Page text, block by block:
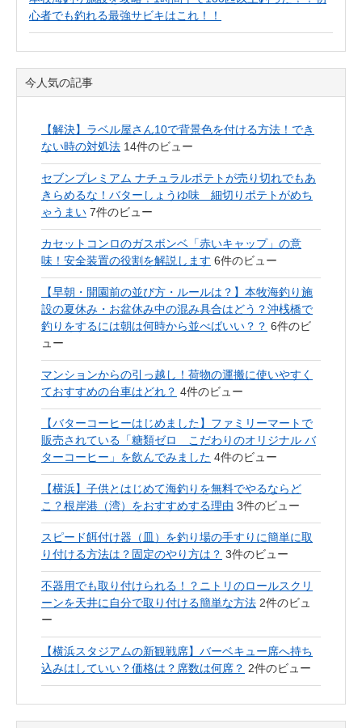
心者でも釣れる最強サビキはこれ！！
今人気の記事
【解決】ラベル屋さん10で背景色を付ける方法！でき
ない時の対処法 14件のビュー
セブンプレミアム ナチュラルポテトが売り切れでもあ
きらめるな！バターしょうゆ味 細切りポテトがめち
ゃうまい 7件のビュー
カセットコンロのガスボンベ「赤いキャップ」の意
味！安全装置の役割を解説します 6件のビュー
【早朝・開園前の並び方・ルールは？】本牧海釣り施
設の夏休み・お盆休み中の混み具合はどう？沖桟橋で
釣りをするには朝は何時から並べばいい？？ 6件のビ
ュー
マンションからの引っ越し！荷物の運搬に使いやすく
ておすすめの台車はどれ？ 4件のビュー
【バターコーヒーはじめました】ファミリーマートで
販売されている「糖類ゼロ こだわりのオリジナル バ
ターコーヒー」を飲んでみました 4件のビュー
【横浜】子供とはじめて海釣りを無料でやるならど
こ？根岸港（湾）をおすすめする理由 3件のビュー
スピード餌付け器（皿）を釣り場の手すりに簡単に取
り付ける方法は？固定のやり方は？ 3件のビュー
不器用でも取り付けられる！？ニトリのロールスクリ
ーンを天井に自分で取り付ける簡単な方法 2件のビュ
ー
【横浜スタジアムの新観戦席】バーベキュー席へ持ち
込みはしていい？価格は？席数は何席？ 2件のビュー